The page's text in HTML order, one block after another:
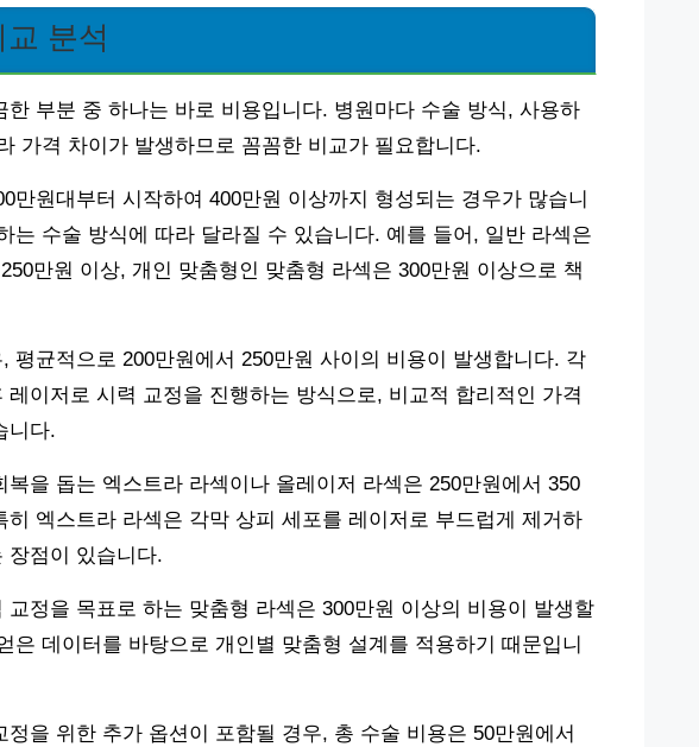
분석
부분 중 하나는 바로 비용입니다. 병원마다 수술 방식, 사용하
가격 차이가 발생하므로 꼼꼼한 비교가 필요합니다.
만원대부터 시작하여 400만원 이상까지 형성되는 경우가 많습니
는 수술 방식에 따라 달라질 수 있습니다. 예를 들어, 일반 라섹은
만원 이상, 개인 맞춤형인 맞춤형 라섹은 300만원 이상으로 책
평균적으로 200만원에서 250만원 사이의 비용이 발생합니다. 각
이저로 시력 교정을 진행하는 방식으로, 비교적 합리적인 가격
니다.
을 돕는 엑스트라 라섹이나 올레이저 라섹은 250만원에서 350
엑스트라 라섹은 각막 상피 세포를 레이저로 부드럽게 제거하
장점이 있습니다.
정을 목표로 하는 맞춤형 라섹은 300만원 이상의 비용이 발생할
은 데이터를 바탕으로 개인별 맞춤형 설계를 적용하기 때문입니
을 위한 추가 옵션이 포함될 경우, 총 수술 비용은 50만원에서